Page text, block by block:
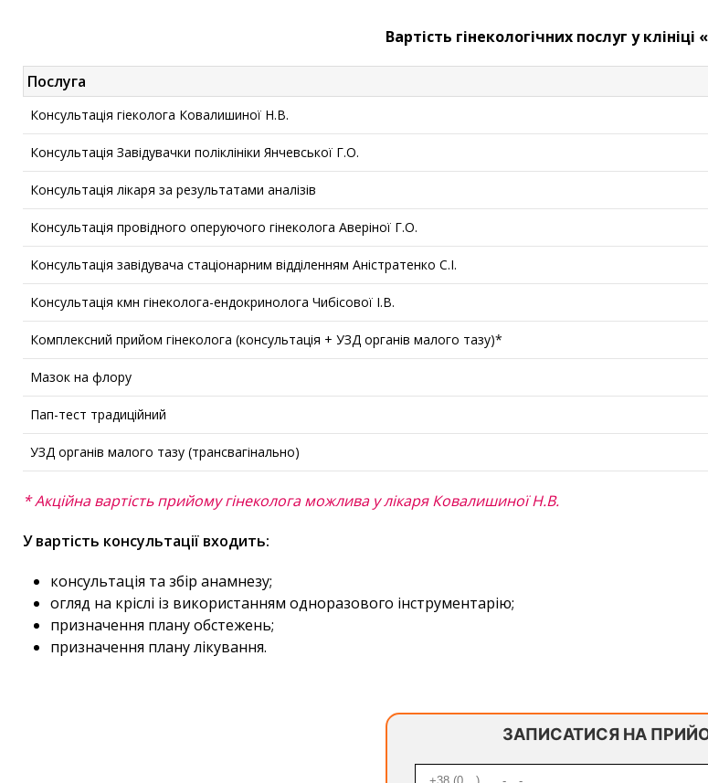
Вартість гінекологічних послуг у
Послуга
Консультація гіеколога Ковалишиної Н.В.
Консультація Завідувачки поліклініки Янчевської Г.О.
Консультація лікаря за результатами аналізів
Консультація провідного оперуючого гінеколога Аверіної Г.О.
Консультація завідувача стаціонарним відділенням Аністратенко С.І.
Консультація кмн гінеколога-ендокринолога Чибісової І.В.
Комплексний прийом гінеколога (консультація + УЗД органів малого тазу)*
Мазок на флору
Пап-тест традиційний
УЗД органів малого тазу (трансвагінально)
* Акційна вартість прийому гінеколога можлива у лікаря Ковалишиної Н.В.
У вартість консультації входить:
консультація та збір анамнезу;
огляд на кріслі із використанням одноразового інструментарію;
призначення плану обстежень;
призначення плану лікування.
ЗАПИСАТИСЯ НА